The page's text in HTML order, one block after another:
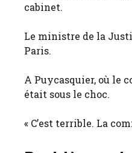
cabinet.
Le ministre de la
Paris.
A Puycasquier, où le
était sous le choc.
« C’est terrible. La